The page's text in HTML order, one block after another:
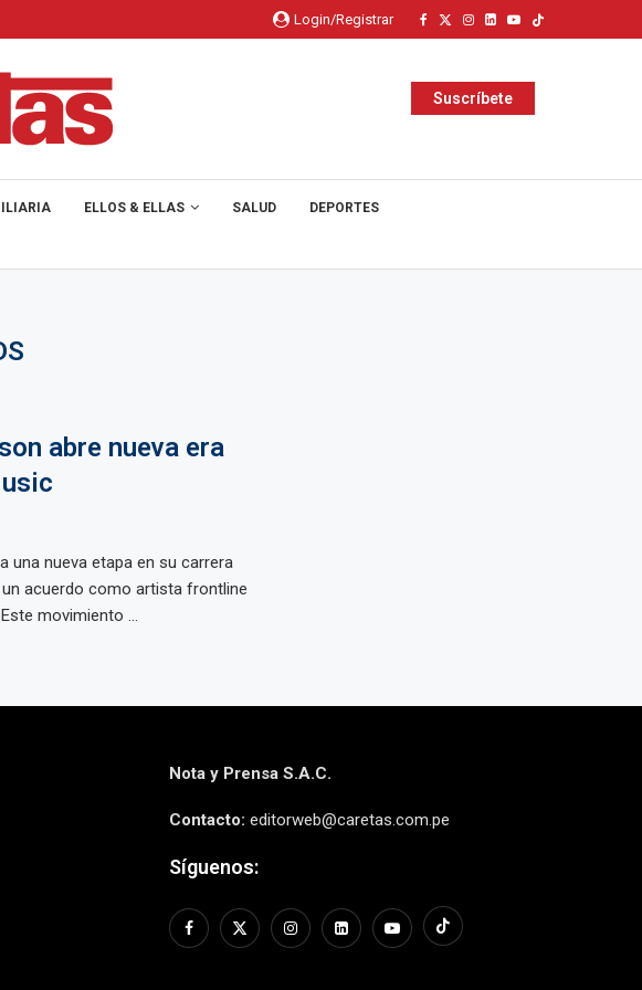
Login/Registrar
Suscríbete
ELLOS & ELLAS SALUD DEPORTES
abre nueva era
una nueva etapa en su carrera
acuerdo como artista frontline
movimiento ...
Nota y Prensa S.A.C.
Contacto: editorweb@caretas.com.pe
Síguenos: